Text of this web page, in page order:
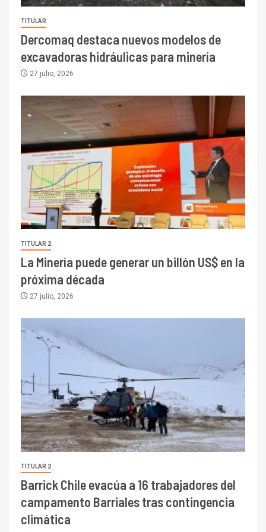
TITULAR
Dercomaq destaca nuevos modelos de
excavadoras hidráulicas para minería
27 julio, 2026
TITULAR 2
La Minería puede generar un billón US$ en la
próxima década
27 julio, 2026
TITULAR 2
Barrick Chile evacúa a 16 trabajadores del
campamento Barriales tras contingencia
climática